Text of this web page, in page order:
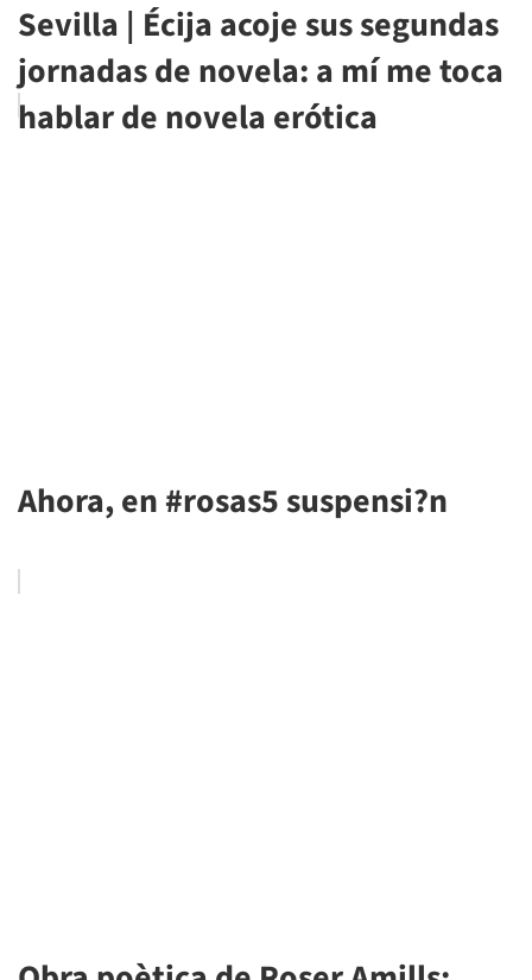
Sevilla | Écija acoje sus segundas
jornadas de novela: a mí me toca
hablar de novela erótica
Ahora, en #rosas5 suspensi?n